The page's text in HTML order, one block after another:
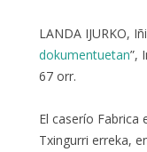
LANDA IJURKO,
dokumentuetan”,
67 orr.
El caserío Fabrica
Txingurri erreka,